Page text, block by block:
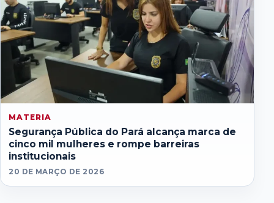
MATERIA
Segurança Pública do Pará alcança marca de
cinco mil mulheres e rompe barreiras
institucionais
20 DE MARÇO DE 2026